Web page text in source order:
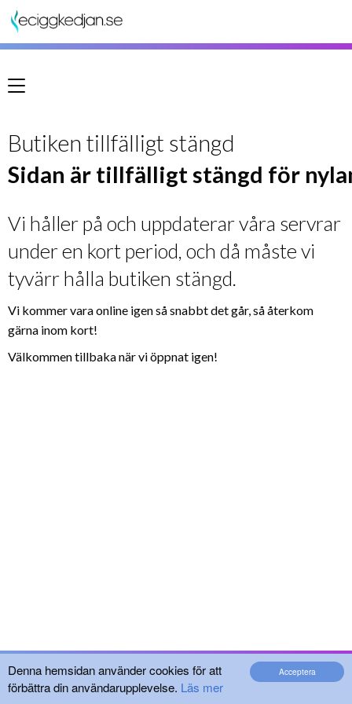
Acceptera
Denna hemsidan använder cookies för att
förbättra din användarupplevelse. Läs mer
Meny
Butiken tillfälligt stängd
Sidan är tillfälligt stängd för
Vi håller på och uppdaterar våra servrar
under en kort period, och då måste vi
tyvärr hålla butiken stängd.
Vi kommer vara online igen så snabbt det går, så återkom
gärna inom kort!
Välkommen tillbaka när vi öppnat igen!